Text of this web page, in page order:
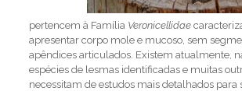
pertencem à Família Veronicellidae
apresentar corpo mole e mucoso, sem
apêndices articulados. Existem atualmente,
espécies de lesmas identificadas e muitas
necessitam de estudos mais detalhados para